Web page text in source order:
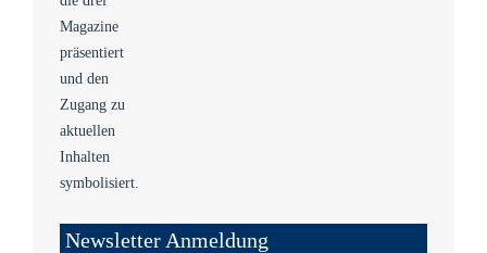
Newsletter Anmeldung